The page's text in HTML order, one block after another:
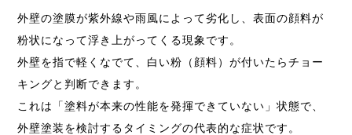
外壁の塗膜が紫外線や雨風によって劣化し、表面の顔料が
粉状になって浮き上がってくる現象です。
外壁を指で軽くなでて、白い粉（顔料）が付いたらチョー
キングと判断できます。
これは「塗料が本来の性能を発揮できていない」状態で、
外壁塗装を検討するタイミングの代表的な症状です。